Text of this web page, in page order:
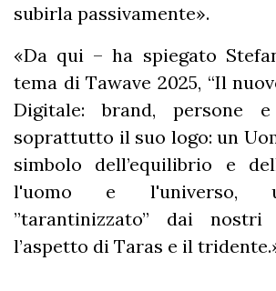
subirla passivamente».
«Da qui – ha spiegato
tema di Tawave 2025, “Il
Digitale: brand, persone
soprattutto il suo logo: un
simbolo dell’equilibrio e
l'uomo e l'universo,
”tarantinizzato” dai
l’aspetto di Taras e il